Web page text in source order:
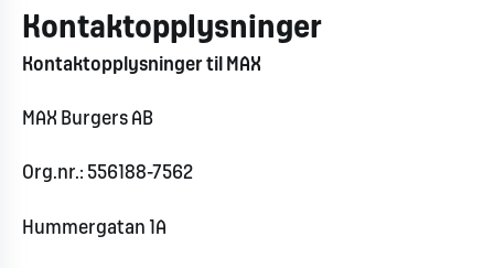
Kontaktopplysninger
Kontaktopplysninger til MAX
MAX Burgers AB
Org.nr.: 556188-7562
Hummergatan 1A